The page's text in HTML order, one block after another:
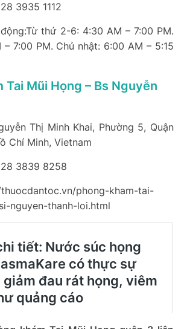
3935 1112
thứ 2-6: 4:30 AM – 7:00 PM.
7:00 PM. Chủ nhật: 6:00 AM – 5:15
Tai Mũi Họng – Bs Nguyễn
Thị Minh Khai, Phường 5, Quận
Chí Minh, Vietnam
3839 8258
phong-kham-tai-
nguyen-thanh-loi.html